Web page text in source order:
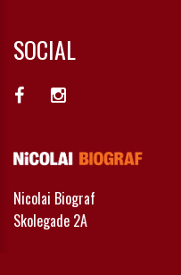
SOCIAL
Nicolai Biograf
Skolegade 2A